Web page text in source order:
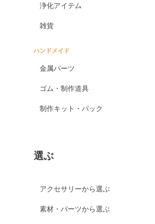
浄化アイテム
雑貨
ハンドメイド
金属パーツ
ゴム・制作道具
制作キット・パック
選ぶ
アクセサリーから選ぶ
素材・パーツから選ぶ